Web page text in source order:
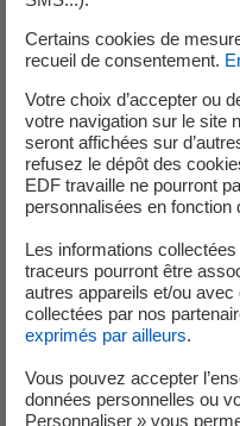
numérique Digiposte
échanger les données
Frédéric Marcos , responsable
«Le groupe EDF et Docaposte
professionnels de l’immobilier
au-delà du respect de la
l’amélioration des
Frédéric Dufaux, Directeur
grande satisfaction pour
numérique de confiance aux
et la maitrise de leurs
Certains cookies de
recueil de consentement.
Votre choix d’accepter ou
votre navigation sur le site
seront affichées sur
refusez le dépôt des
EDF travaille ne pourront
personnalisées en fonction
Les informations
traceurs pourront être
autres appareils et/ou
collectées par nos
exprimés par ailleurs.
Vous pouvez accepter
données personnelles ou
Personnaliser » vous